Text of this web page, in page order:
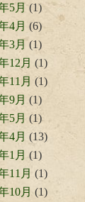
5月 (1)
4月 (6)
3月 (1)
12月 (1)
11月 (1)
9月 (1)
5月 (1)
4月 (13)
1月 (1)
11月 (1)
10月 (1)